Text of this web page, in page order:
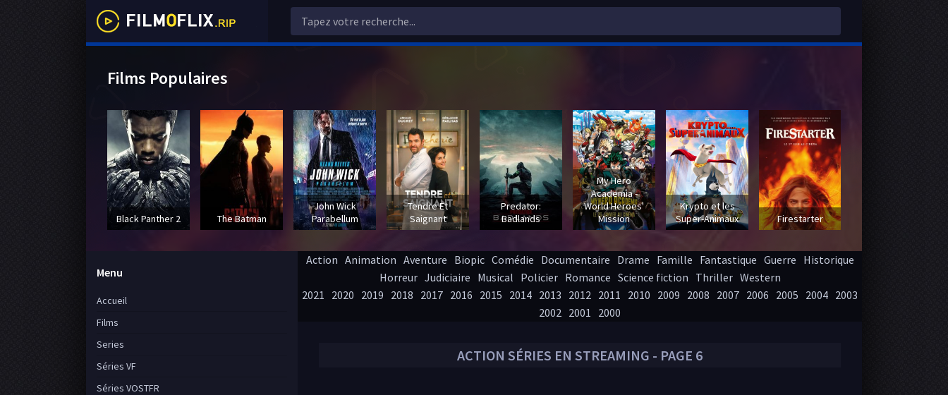
ACTION SÉRIES EN STREAMING - PAGE 6
Action Animation Aventure Biopic Comédie Documentaire Drame Famille Fantastique Guerre Historique
Horreur Judiciaire Musical Policier Romance Science fiction Thriller Western
2021 2020 2019 2018 2017 2016 2015 2014 2013 2012 2011 2010 2009 2008 2007 2006 2005 2004 2003
2002 2001 2000
Menu
Accueil
Films
Series
Séries VF
Séries VOSTFR
Films Populaires
Black Panther 2 The Batman
John Wick
Parabellum
Tendre Et
Saignant
Predator:
Badlands
My Hero
Academia -
World Heroes'
Mission
Krypto et les
Super-Animaux
Firestarter